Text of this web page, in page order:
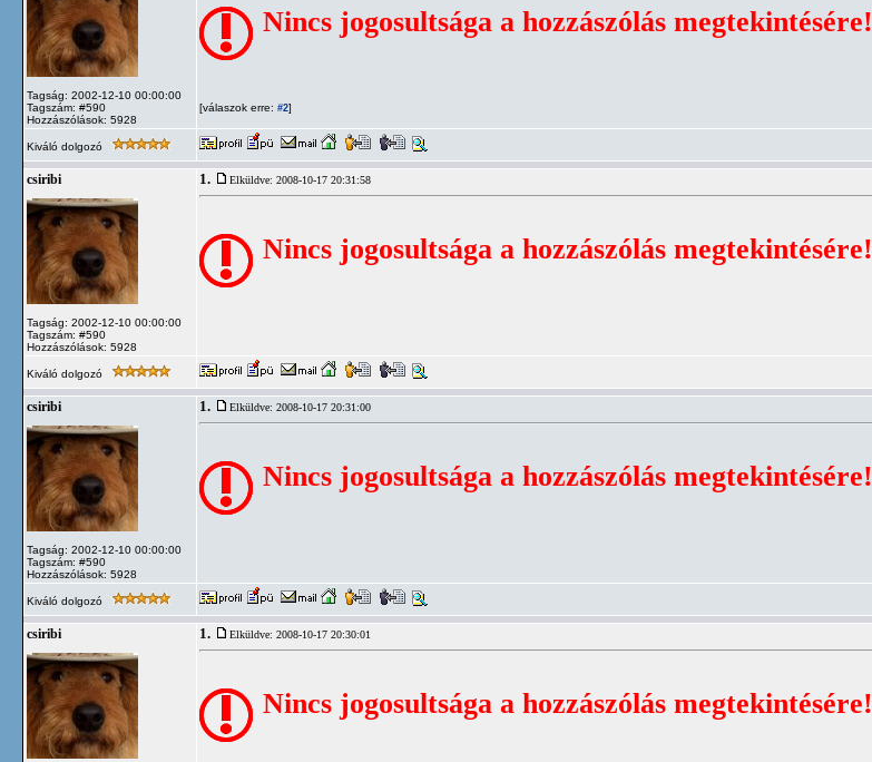
Tagság: 2002-12-10 00:00:00
Tagszám: #590
Hozzászólások: 5928
Nincs jogosultsága a hozzászólás megtekintésére!
[válaszok erre: #2]
Kiváló dolgozó
csiribi
Tagság: 2002-12-10 00:00:00
Tagszám: #590
Hozzászólások: 5928
1. Elküldve: 2008-10-17 20:31:58
Nincs jogosultsága a hozzászólás megtekintésére!
Kiváló dolgozó
csiribi
Tagság: 2002-12-10 00:00:00
Tagszám: #590
Hozzászólások: 5928
1. Elküldve: 2008-10-17 20:31:00
Nincs jogosultsága a hozzászólás megtekintésére!
Kiváló dolgozó
csiribi 1. Elküldve: 2008-10-17 20:30:01
Nincs jogosultsága a hozzászólás megtekintésére!